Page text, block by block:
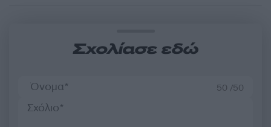
Σχολίασε εδώ
50 /50